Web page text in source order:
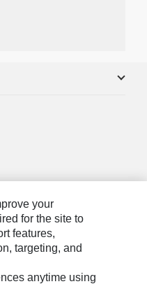
your
for the site to
features,
targeting, and
anytime using